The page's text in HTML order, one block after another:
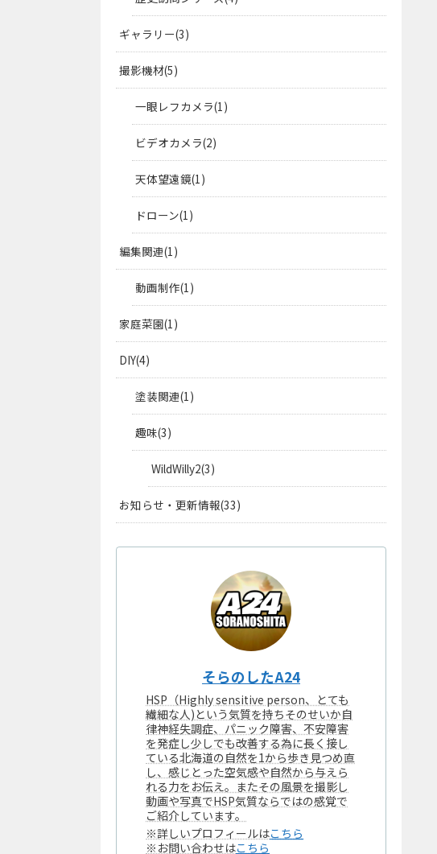
ギャラリー 3
撮影機材 5
一眼レフカメラ 1
ビデオカメラ 2
天体望遠鏡 1
ドローン 1
編集関連 1
動画制作 1
家庭菜園 1
DIY 4
塗装関連 1
趣味 3
WildWilly2 3
お知らせ・更新情報 33
そらのしたA24
HSP（Highly sensitive person、とても
繊細な人)という気質を持ちそのせいか自
律神経失調症、パニック障害、不安障害
を発症し少しでも改善する為に長く接し
ている北海道の自然を1から歩き見つめ直
し、感じとった空気感や自然から与えら
れる力をお伝え。またその風景を撮影し
動画や写真でHSP気質ならではの感覚で
ご紹介しています。
※詳しいプロフィールはこちら
※お問い合わせはこちら